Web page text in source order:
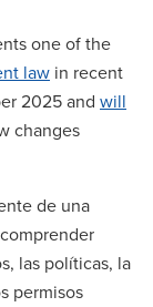
one of the
law in recent
2025 and will
changes
de una
las políticas, la
permisos